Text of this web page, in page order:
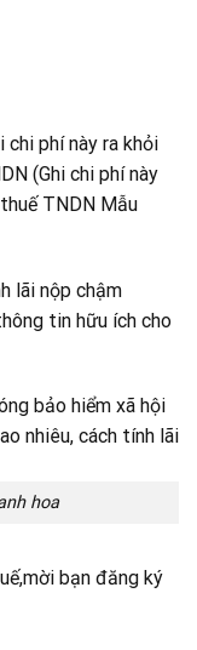
phí này ra khỏi
(Ghi chi phí này
TNDN Mẫu
lãi nộp chậm
tin hữu ích cho
hoa
bạn đăng ký